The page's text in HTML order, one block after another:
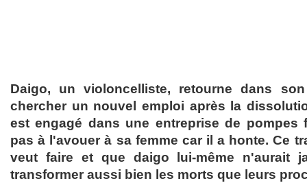
Daigo, un violoncelliste, retourne dans
chercher un nouvel emploi après la
est engagé dans une entreprise de pompes
pas à l'avouer à sa femme car il a honte. Ce
veut faire et que daigo lui-même n'aurait
transformer aussi bien les morts que leurs